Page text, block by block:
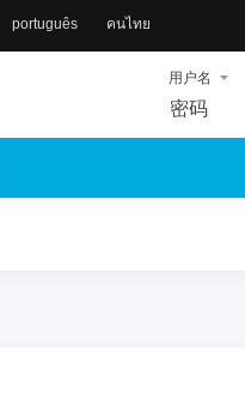
português คนไทย
用户名
密码